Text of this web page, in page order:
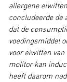
allergene
concludeerde de
dat de
voedingsmiddel
voor eiwitten van
molitor kan
heeft daarom